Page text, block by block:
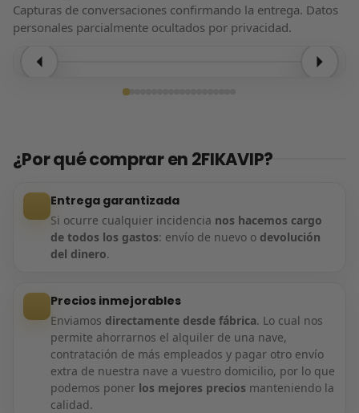
Capturas de conversaciones confirmando la entrega. Datos
personales parcialmente ocultados por privacidad.
¿Por qué comprar en 2FIKAVIP?
Entrega garantizada
Si ocurre cualquier incidencia nos hacemos cargo
de todos los gastos: envío de nuevo o devolución
del dinero.
Precios inmejorables
Enviamos directamente desde fábrica. Lo cual nos
permite ahorrarnos el alquiler de una nave,
contratación de más empleados y pagar otro envío
extra de nuestra nave a vuestro domicilio, por lo que
podemos poner los mejores precios manteniendo la
calidad.